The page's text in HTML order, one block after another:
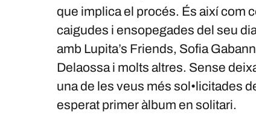
que implica el procés. És així com
caigudes i ensopegades del seu
amb Lupita’s Friends, Sofia
Delaossa i molts altres. Sense
una de les veus més sol•licitades
esperat primer àlbum en solitari.